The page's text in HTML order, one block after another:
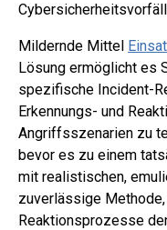
Mildernde Mittel
Lösung ermöglicht es
spezifische Incident-
Erkennungs- und
Angriffsszenarien zu
bevor es zu einem
mit realistischen,
zuverlässige
Reaktionsprozesse